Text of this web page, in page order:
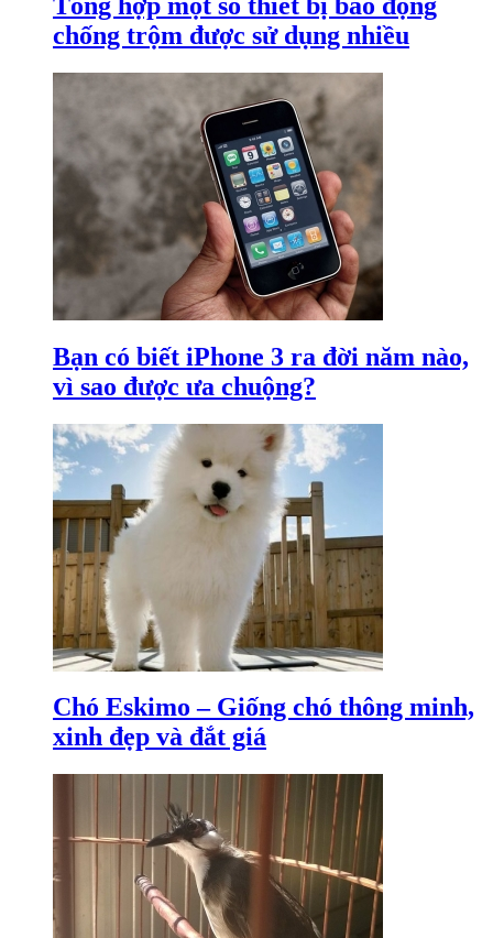
chống trộm được sử dụng nhiều
Bạn có biết iPhone 3 ra đời năm nào,
vì sao được ưa chuộng?
Chó Eskimo – Giống chó thông minh,
xinh đẹp và đắt giá